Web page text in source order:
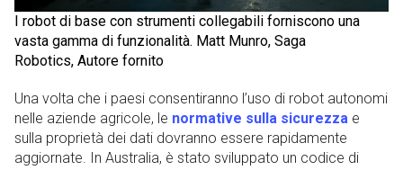
I robot di base con strumenti collegabili forniscono una
vasta gamma di funzionalità. Matt Munro, Saga
Robotics, Autore fornito
Una volta che i paesi consentiranno l’uso di robot autonomi
nelle aziende agricole, le normative sulla sicurezza e
sulla proprietà dei dati dovranno essere rapidamente
aggiornate. In Australia, è stato sviluppato un codice di